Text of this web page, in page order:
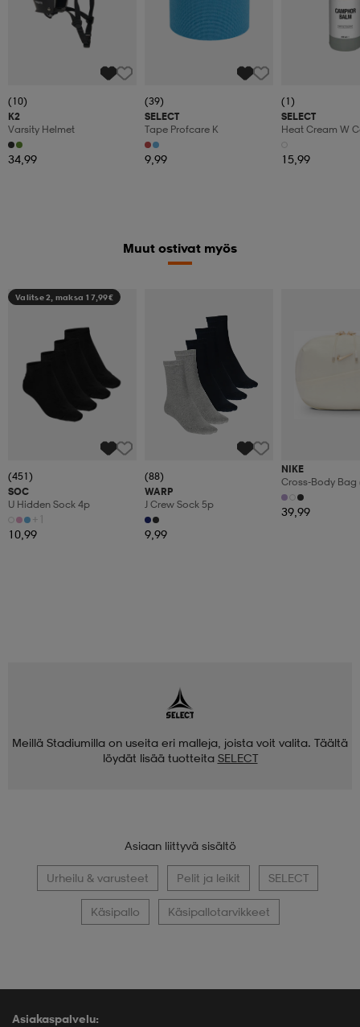
(10)
K2
Varsity Helmet
34,99
(39)
SELECT
Tape Profcare K
9,99
(1)
SELECT
Heat Cream W
15,99
Muut ostivat myös
Valitse 2, maksa 17,99€
(451)
SOC
U Hidden Sock 4p
+1
10,99
(88)
WARP
J Crew Sock 5p
9,99
NIKE
Cross-Body Bag
39,99
Meillä Stadiumilla on useita eri malleja, joista voit valita. Täältä
löydät lisää tuotteita SELECT
Asiaan liittyvä sisältö
Urheilu & varusteet Pelit ja leikit SELECT
Käsipallo Käsipallotarvikkeet
Asiakaspalvelu: